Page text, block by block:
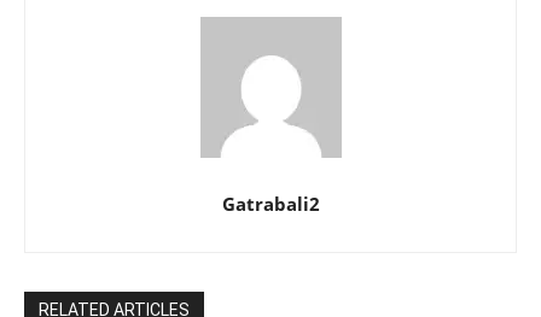
Gatrabali2
RELATED ARTICLES